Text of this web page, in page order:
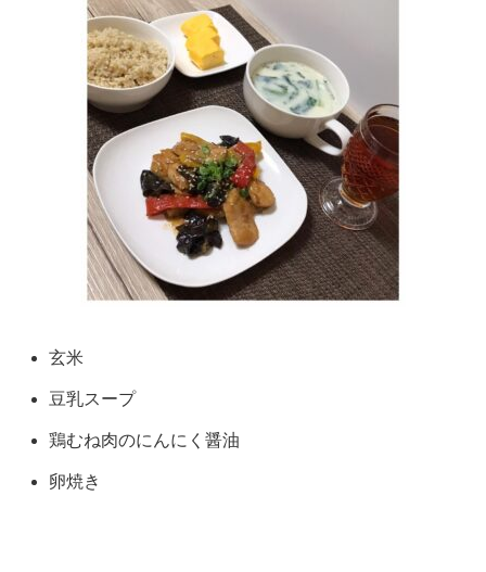
玄米
豆乳スープ
鶏むね肉のにんにく醤油
卵焼き